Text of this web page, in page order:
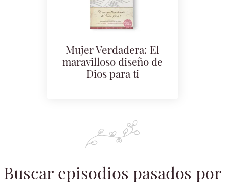
Mujer Verdadera: El
maravilloso diseño de
Dios para ti
Buscar episodios pasados por